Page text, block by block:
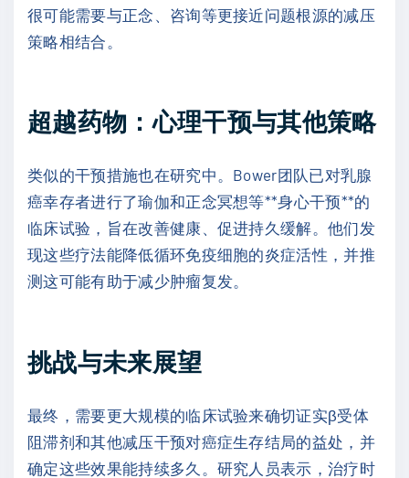
很可能需要与正念、咨询等更接近问题根源的减压
策略相结合。
超越药物：心理干预与其他策略
类似的干预措施也在研究中。Bower团队已对乳腺
癌幸存者进行了瑜伽和正念冥想等**身心干预**的
临床试验，旨在改善健康、促进持久缓解。他们发
现这些疗法能降低循环免疫细胞的炎症活性，并推
测这可能有助于减少肿瘤复发。
挑战与未来展望
最终，需要更大规模的临床试验来确切证实β受体
阻滞剂和其他减压干预对癌症生存结局的益处，并
确定这些效果能持续多久。研究人员表示，治疗时